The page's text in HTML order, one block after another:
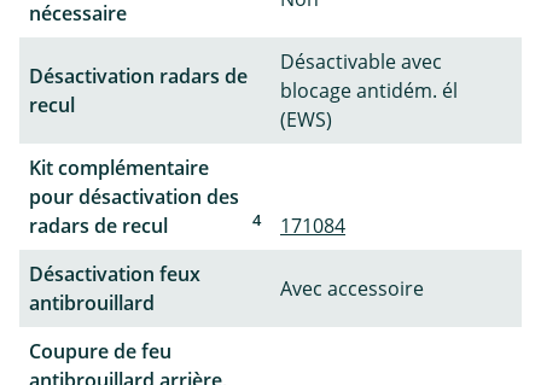
nécessaire
Désactivation radars de
recul
Désactivable avec
blocage antidém. él
(EWS)
Kit complémentaire
pour désactivation des
radars de recul
4
171084
Désactivation feux
antibrouillard
Avec accessoire
Coupure de feu